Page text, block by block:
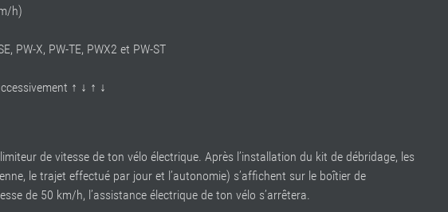
h)
PW-X, PW-TE, PWX2 et PW-ST
↑ ↓ ↑ ↓
de vitesse de ton vélo électrique. Après l’installation du kit de débridage, les
le trajet effectué par jour et l’autonomie) s’affichent sur le boîtier de
de 50 km/h, l’assistance électrique de ton vélo s’arrêtera.